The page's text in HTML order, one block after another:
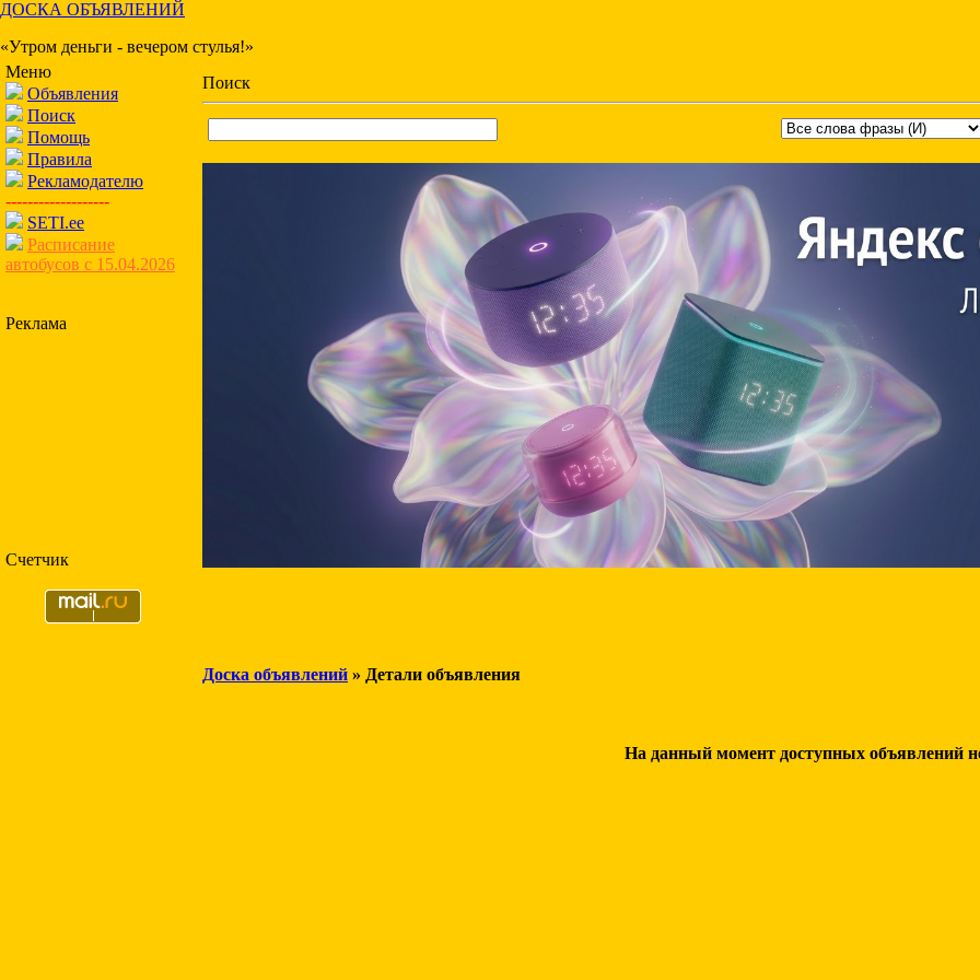
ДОСКА ОБЪЯВЛЕНИЙ
«Утром деньги - вечером стулья!»
Меню
Объявления
Поиск
Помощь
Правила
Рекламодателю
-------------------
SETI.ee
Расписание
автобусов с 15.04.2026
Реклама
Счетчик
Поиск
Доска объявлений » Детали объявления
На данный момент доступных объявлений